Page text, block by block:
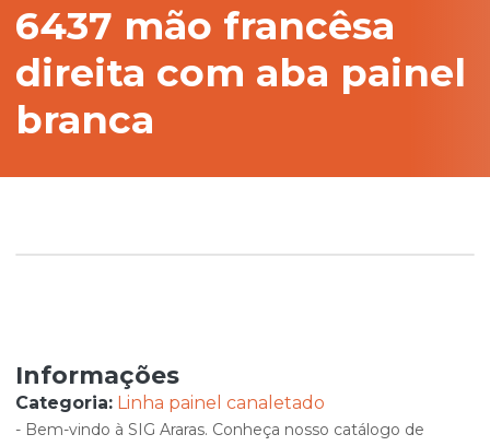
6437 mão francêsa
direita com aba painel
branca
Informações
Categoria: Linha painel canaletado
- Bem-vindo à SIG Araras. Conheça nosso catálogo de